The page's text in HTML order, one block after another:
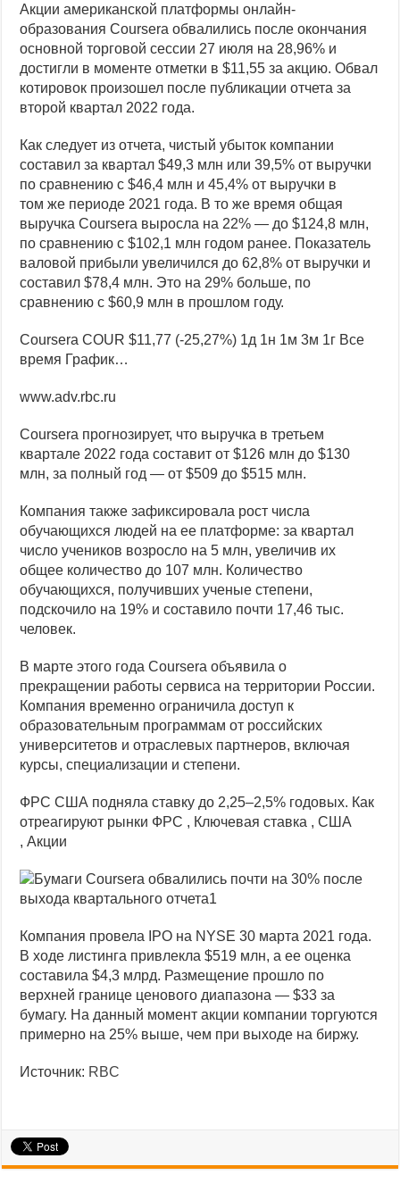
Индекс Мосбиржи, бумаги «Газпрома» и Globaltrans: дайджест
Акции американской платформы онлайн-
образования Coursera обвалились после окончания
основнойторговой сессии 27 июля на 28,96% и
достигли в моменте отметки в $11,55 за акцию. Обвал
котировок произошел после публикации отчета за
второй квартал 2022 года.
Как следует из отчета, чистый убыток компании
составил за квартал $49,3 млн или 39,5% от выручки
по сравнению с $46,4 млн и 45,4% от выручки в
том же периоде 2021 года. В то же время общая
выручка Coursera выросла на 22% — до $124,8 млн,
по сравнению с $102,1 млн годом ранее. Показатель
валовой прибыли увеличился до 62,8% от выручки и
составил $78,4 млн. Это на 29% больше, по
сравнению с $60,9 млн в прошлом году.
CourseraCOUR$11,77 (-25,27%) 1д 1н 1м 3м 1г Все
время График…
www.adv.rbc.ru
Coursera прогнозирует, что выручка в третьем
квартале 2022 года составит от $126 млн до $130
млн, за полный год — от $509 до $515 млн.
Компания также зафиксировала рост числа
обучающихся людей на ее платформе: за квартал
число учеников возросло на 5 млн, увеличив их
общее количество до 107 млн. Количество
обучающихся, получивших ученые степени,
подскочило на 19% и составило почти 17,46 тыс.
человек.
В марте этого года Coursera объявила о
прекращении работы сервиса на территории России.
Компания временно ограничила доступ к
образовательным программам от российских
университетов и отраслевых партнеров, включая
курсы, специализации и степени.
ФРС США подняла ставку до 2,25–2,5% годовых. Как
отреагируют рынки ФРС , Ключевая ставка , США
, Акции
Компания провела IPO на NYSE 30 марта 2021 года.
В ходе листинга привлекла $519 млн, а ее оценка
составила $4,3 млрд. Размещение прошло по
верхней границе ценового диапазона — $33 за
бумагу. На данный момент акции компании торгуются
примерно на 25% выше, чем при выходе на биржу.
Источник: RBC